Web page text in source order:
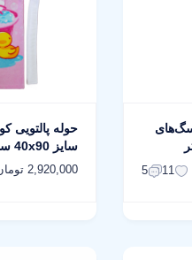
11
5
حوله پالتویی
سایز 40x90 سانتی‌متر
2,920,000 تومان